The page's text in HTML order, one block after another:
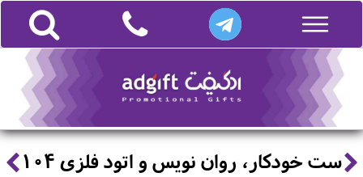
ست خودکار، روان نویس و اتود فلزی 104